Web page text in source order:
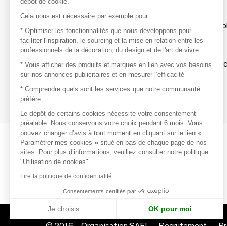
Découvrir
Les produits de milliers de fournisseurs à
S'inspirer
Inspiration et sélections de produits
Contacter
Cela nous est nécessaire par exemple pour :
* Optimiser les fonctionnalités que nous développons pour
faciliter l'inspiration, le sourcing et la mise en relation entre les
professionnels de la décoration, du design et de l'art de vivre
* Vous afficher des produits et marques en lien avec vos besoins
sur nos annonces publicitaires et en mesurer l’efficacité
* Comprendre quels sont les services que notre communauté
préfère
Le dépôt de certains cookies nécessite votre consentement
préalable. Nous conservons votre choix pendant 6 mois. Vous
pouvez changer d’avis à tout moment en cliquant sur le lien «
Paramétrer mes cookies » situé en bas de chaque page de nos
sites. Pour plus d’informations, veuillez consulter notre politique
"Utilisation de cookies".
Lire la politique de confidentialité
Consentements certifiés par
Je choisis OK pour moi